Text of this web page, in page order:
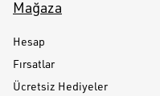
Mağaza
Hesap
Fırsatlar
Ücretsiz Hediyeler